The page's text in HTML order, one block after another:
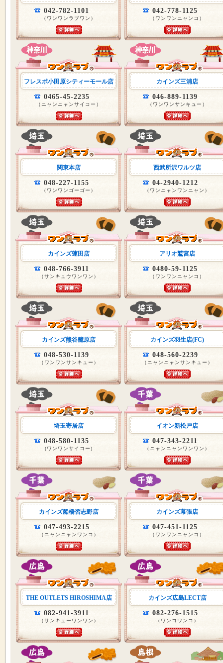
042-782-1101
（ワンワンラブワン）
042-778-1125
（ワンワンニャンコ）
フレスポ小田原シティーモール店
0465-45-2235
（ニャンニャンサイコー）
カインズ三浦店
046-889-1139
（ワンワンサンキュー）
関東本店
048-227-1155
（ワンワンゴーゴー）
西武所沢ワルツ店
04-2940-1212
（ワンニャンワンニャン）
カインズ蓮田店
048-766-3911
（サンキュウワンワン）
アリオ鷲宮店
0480-59-1125
（ワンワンニャンコ）
カインズ熊谷籠原店
048-530-1139
（ワンワンサンキュー）
カインズ羽生店(FC)
048-560-2239
（ニャンニャンサンキュー）
埼玉寄居店
048-580-1135
(ワンワンサイコー)
イオン新松戸店
047-343-2211
（ニャンニャンワンワン）
カインズ船橋習志野店
047-493-2215
（ニャンニャンワンコ）
カインズ幕張店
047-451-1125
（ワンワンニャンコ）
THE OUTLETS HIROSHIMA店
082-941-3911
（サンキューワンワン）
カインズ広島LECT店
082-276-1515
（ワンコワンコ）